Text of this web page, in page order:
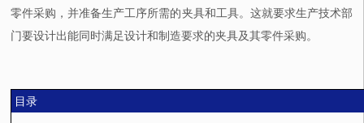
零件采购，并准备生产工序所需的夹具和工具。这就要求生产技术部
门要设计出能同时满足设计和制造要求的夹具及其零件采购。
目录